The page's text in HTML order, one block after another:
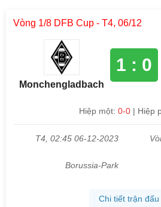
Vòng 1/8 DFB Cup - T4, 06/12
Monchengladbach
1 : 0
Hiệp một: 0-0 | Hiệp
T4, 02:45 06-12-2023
Borussia-Park
Chi tiết trận đấu